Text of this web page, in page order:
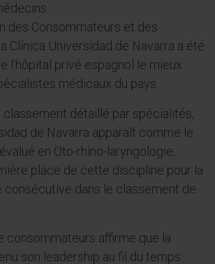
des Consommateurs et des
Clínica Universidad de Navarra a été
l’hôpital privé espagnol le mieux
médicaux du pays.
classement détaillé par spécialités,
de Navarra apparaît comme le
en Oto-rhino-laryngologie,
place de cette discipline pour la
consécutive dans le classement de
consommateurs affirme que la
son leadership au fil du temps.